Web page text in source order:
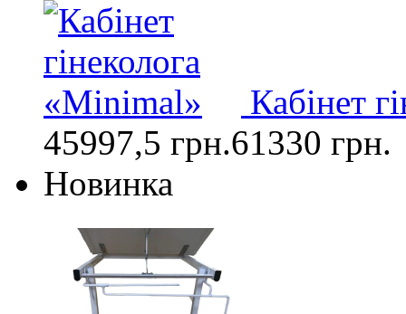
Кабінет
45997,5 грн.61330 грн.
Новинка